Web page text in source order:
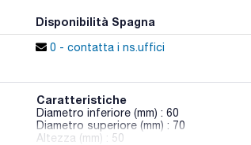
Disponibilità Spagna
0 - contatta i ns.uffici
Caratteristiche
Diametro inferiore (mm) : 60
Diametro superiore (mm) : 70
Altezza (mm) : 50